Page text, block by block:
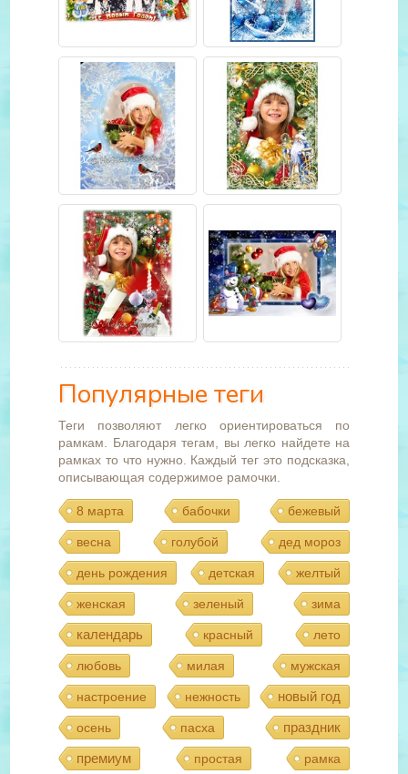
Популярные теги
Теги позволяют легко ориентироваться по
рамкам. Благодаря тегам, вы легко найдете на
рамках то что нужно. Каждый тег это подсказка,
описывающая содержимое рамочки.
8 марта бабочки бежевый
весна голубой дед мороз
день рождения детская желтый
женская зеленый зима
календарь красный лето
любовь милая мужская
настроение нежность новый год
осень пасха
праздник
премиум
простая рамка